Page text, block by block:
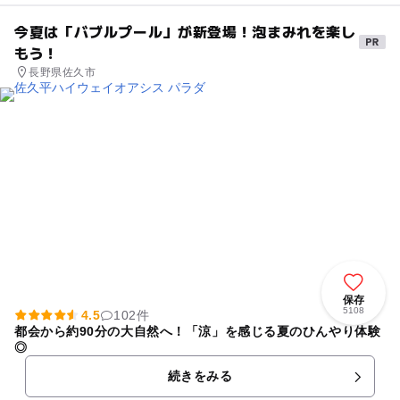
今夏は「バブルプール」が新登場！泡まみれを楽し
もう！
長野県佐久市
保存
5108
4.5
102件
都会から約90分の大自然へ！「涼」を感じる夏のひんやり体験
◎
続きをみる